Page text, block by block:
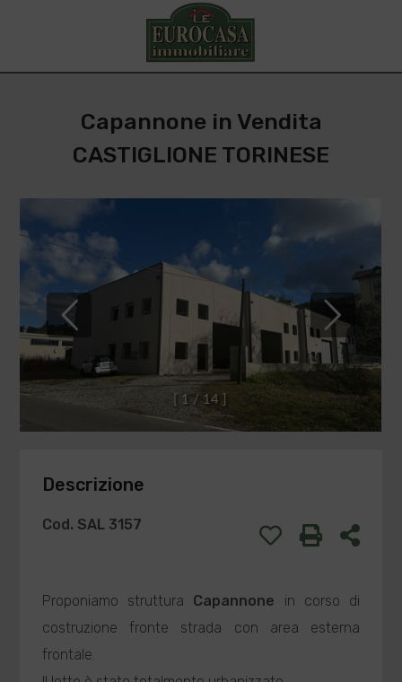
Capannone in Vendita
CASTIGLIONE TORINESE
1 / 14
Descrizione
Cod. SAL 3157
Proponiamo struttura Capannone in corso di
costruzione fronte strada con area esterna
frontale.